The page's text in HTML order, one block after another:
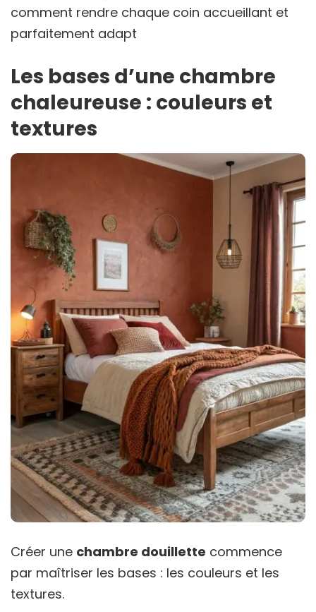
comment rendre chaque coin accueillant et
parfaitement adapt
Les bases d’une chambre
chaleureuse : couleurs et
textures
Créer une chambre douillette commence
par maîtriser les bases : les couleurs et les
textures.